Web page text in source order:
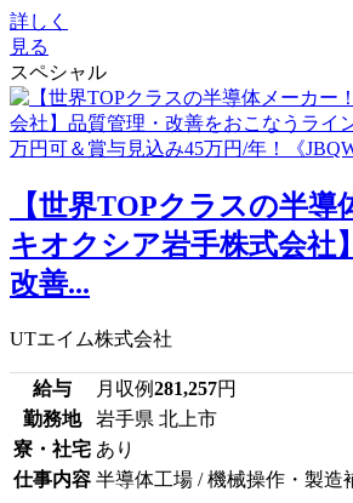
詳しく
見る
スペシャル
【世界TOPクラスの半導
キオクシア岩手株式会社
改善...
UTエイム株式会社
給与 月収例281,257円
勤務地
岩手県 北上市
寮・社宅 あり
仕事内容 半導体工場 / 機械操作・製造